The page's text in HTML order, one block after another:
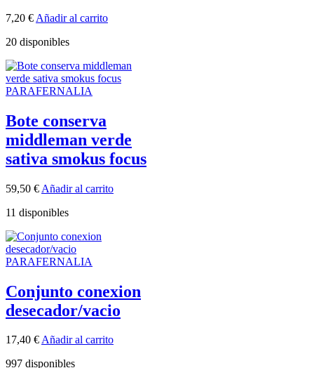
7,20 € Añadir al carrito
20 disponibles
PARAFERNALIA
Bote conserva
middleman verde
sativa smokus focus
59,50 € Añadir al carrito
11 disponibles
PARAFERNALIA
Conjunto conexion
desecador/vacio
17,40 €Añadir al carrito
997 disponibles